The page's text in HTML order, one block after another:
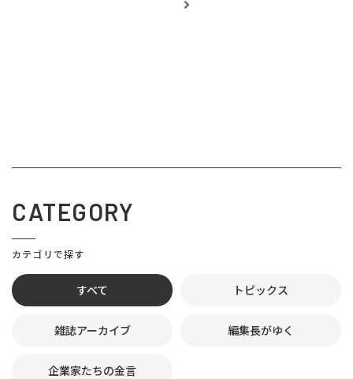
CATEGORY
カテゴリで探す
すべて トピックス
雑誌アーカイブ 編集長がゆく
企業家たちの金言